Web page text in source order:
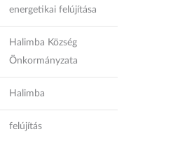
energetikai felújítása
Halimba Község
Önkormányzata
Halimba
felújítás